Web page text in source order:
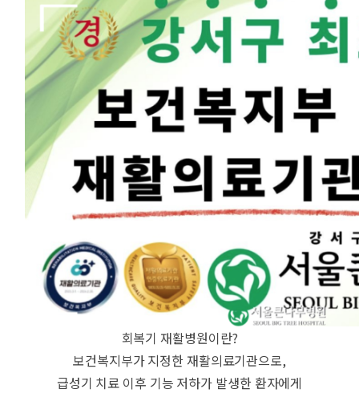
회복기 재활병원이란?
보건복지부가 지정한 재활의료기관으로,
급성기 치료 이후 기능 저하가 발생한 환자에게